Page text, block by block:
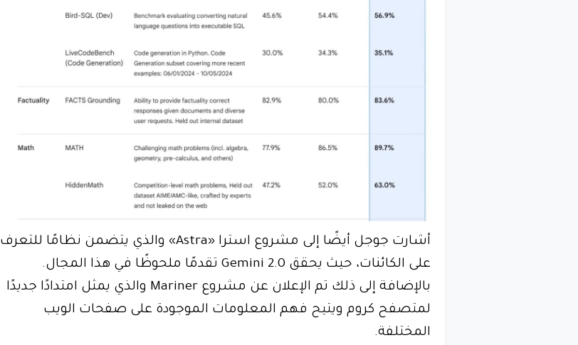
أشارت جوجل أيضًا إلى مشروع استرا «Astra» والذي يتضمن نظامًا للتعرف
على الكائنات، حيث يحقق Gemini 2.0 تقدمًا ملحوظًا في هذا المجال.
بالإضافة إلى ذلك تم الإعلان عن مشروع Mariner والذي يمثل امتدادًا جديدًا
لمتصفح كروم ويتيح فهم المعلومات الموجودة على صفحات الويب
المختلفة.